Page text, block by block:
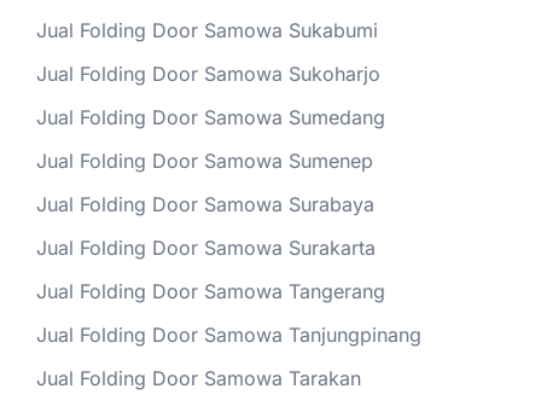
Jual Folding Door Samowa Sukabumi
Jual Folding Door Samowa Sukoharjo
Jual Folding Door Samowa Sumedang
Jual Folding Door Samowa Sumenep
Jual Folding Door Samowa Surabaya
Jual Folding Door Samowa Surakarta
Jual Folding Door Samowa Tangerang
Jual Folding Door Samowa Tanjungpinang
Jual Folding Door Samowa Tarakan